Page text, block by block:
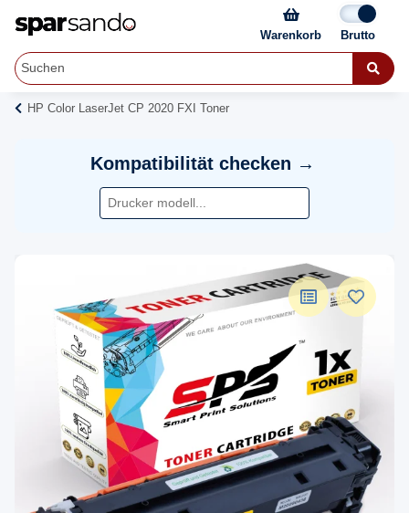
Warenkorb
HP Color LaserJet CP 2020 FXI Toner
Kompatibilität checken →